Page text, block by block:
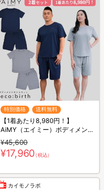
特別価格 送料無料
【1着あたり8,980円！】
AiMY（エイミー）ボディメンテ
ナンスウェア リカバース／半袖
半ズボン／2着セット／上下セ
ット／リカバリーウェア
¥45,600
¥17,960（税込）
カイモノラボ